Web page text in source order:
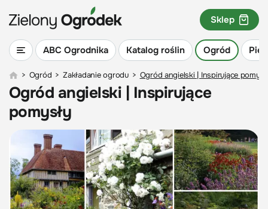
ABC Ogrodnika Katalog roślin Ogród
Sklep
> Ogród > Zakładanie ogrodu > Ogród angielski | Inspirujące
Ogród angielski | Inspirujące
pomysły